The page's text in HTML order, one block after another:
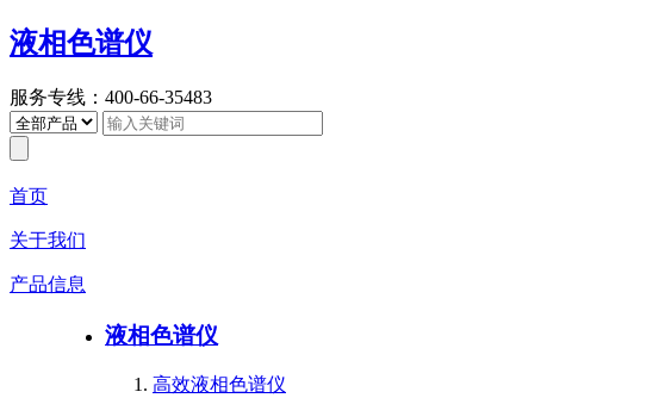
液相色谱仪
服务专线：400-66-35483
首页
关于我们
产品信息
液相色谱仪
高效液相色谱仪